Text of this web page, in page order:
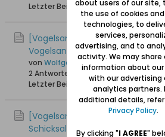
Letzter Beitrag02.01.2013, 17:45
[Vogelsang / Skowronki] Von
Vogelsangs
von Wolfgang
2 Antworten
18.570 Hits0 Likes
Letzter Beitrag
30.11.2008, 01:00
[Vogelsang / Skowronki] In alle
Schicksal der Vogelsänger
about users of our site,
the use of cookies
technologies, to
services,
advertising, and to
activity. We may share
information about our
with our advertising
analytics partners.
additional details,
Privacy Policy.
By clicking "I AGREE"